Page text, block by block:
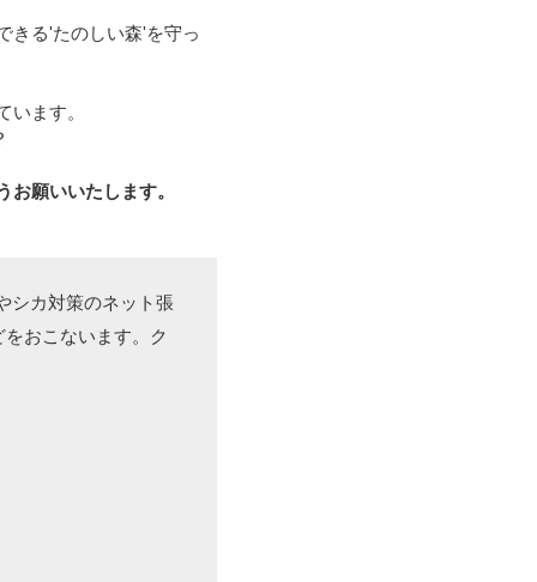
きる'たのしい森'を守っ
ます。
願いいたします。
シカ対策のネット張
おこないます。ク